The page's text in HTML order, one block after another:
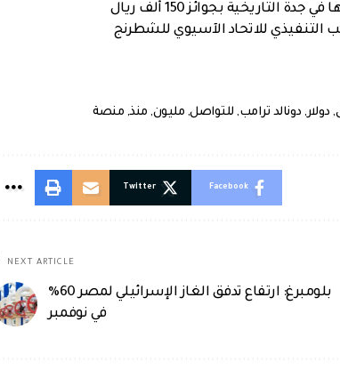
بجوائز 150 ألف ريال
للاتحاد الآسيوي للشطرنج
, دولار , دونالد ترامب, للتواصل, مليون, منذ, منصة
Facebook
Twitter
NEXT ARTICLE
بلومبرغ: ارتفاع تدفق الغاز الإسرائيلي لمصر 60%
في نوفمبر